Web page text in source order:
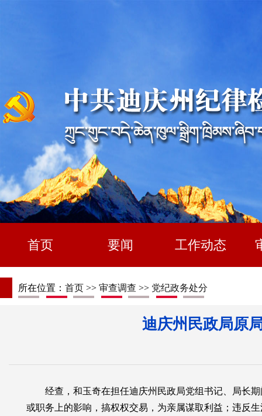
首页 要闻 工作动态
所在位置： 首页 >> 审查调查 >> 党纪政务处分
迪庆州民政局原
经查，和玉奇在担任迪庆州民政局党组书记、局长
或职务上的影响，搞权权交易，为亲属谋取利益；违反